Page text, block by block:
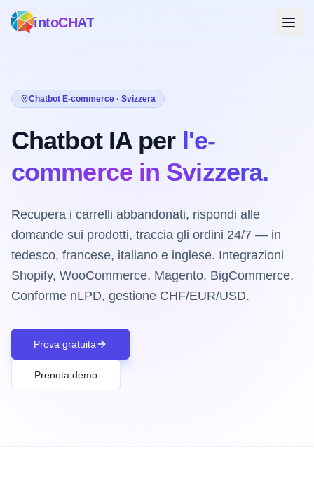
intoCHAT
Chatbot E-commerce · Svizzera
Chatbot IA per l'e-
commerce in Svizzera.
Recupera i carrelli abbandonati, rispondi alle
domande sui prodotti, traccia gli ordini 24/7 — in
tedesco, francese, italiano e inglese. Integrazioni
Shopify, WooCommerce, Magento, BigCommerce.
Conforme nLPD, gestione CHF/EUR/USD.
Prova gratuita
Prenota demo